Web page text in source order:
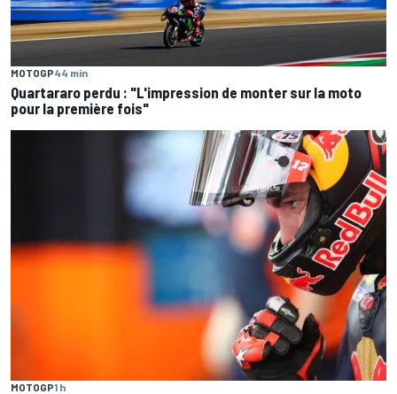
MOTOGP44 min
Quartararo perdu : "L'impression de monter sur la moto
pour la première fois"
MOTOGP1 h